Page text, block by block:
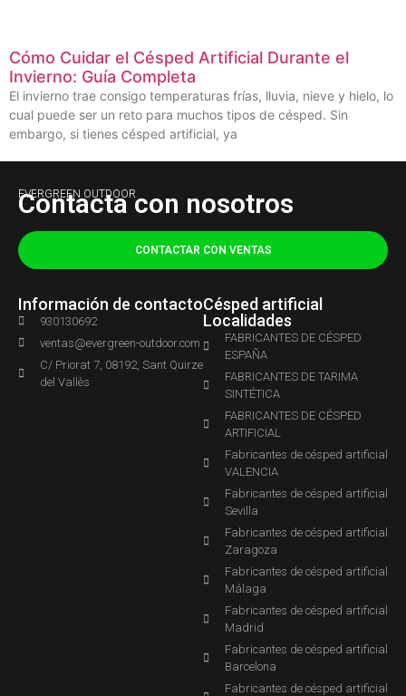
Cómo Cuidar el Césped Artificial Durante el
Invierno: Guía Completa
El invierno trae consigo temperaturas frías, lluvia, nieve y hielo, lo
cual puede ser un reto para muchos tipos de césped. Sin
embargo, si tienes césped artificial, ya
EVERGREEN OUTDOOR
Contacta con nosotros
CONTACTAR CON VENTAS
Información de contacto
930130692
ventas@evergreen-outdoor.com
C/ Priorat 7, 08192, Sant Quirze
del Vallès
Césped artificial
Localidades
FABRICANTES DE CÉSPED
ESPAÑA
FABRICANTES DE TARIMA
SINTÉTICA
FABRICANTES DE CÉSPED
ARTIFICIAL
Fabricantes de césped artificial
VALENCIA
Fabricantes de césped artificial
Sevilla
Fabricantes de césped artificial
Zaragoza
Fabricantes de césped artificial
Málaga
Fabricantes de césped artificial
Madrid
Fabricantes de césped artificial
Barcelona
Fabricantes de césped artificial